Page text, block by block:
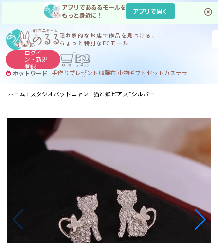
アプリであるるモールを
もっと身近に！
アプリで開く
隠れ家的なお店で作品を見つける、
ちょっと特別なECモール
ログイ
ン・新規
登録
ホットワード 手作りプレゼント飛騨布 小物ギフトセットカステラ
サヌカイト コーヒー
ジンギスカン
ホーム
スタジオバットニャン 猫と蝶ピアス*シルバー